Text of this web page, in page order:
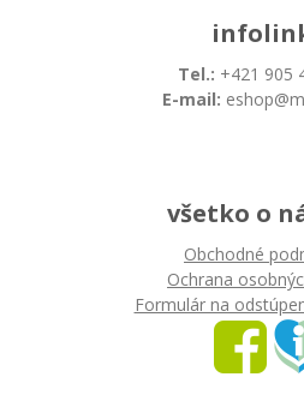
Tel.: +421 905
E-mail:
všetko o
Obchodné
Ochrana
Formulár na